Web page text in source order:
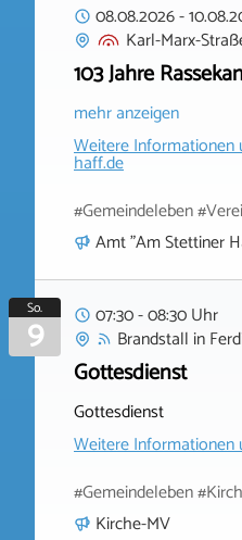
08.08.2026-
Karl-Marx-
103 Jahre
mehr anzeigen
Weitere
haff.de
#Gemeindeleben
Amt "Am Stettiner
So.
9
07:30 - 08:30 Uhr
Brandstall in
Gottesdienst
Gottesdienst
Weitere
#Gemeindeleben
Kirche-MV